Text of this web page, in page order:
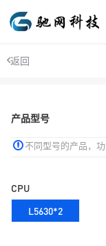
返回
产品型号
不同型号的产品，
CPU
L5630*2